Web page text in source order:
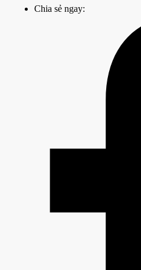
Chia sẻ ngay: